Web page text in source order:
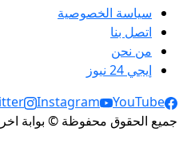
سياسة الخصوصية
اتصل بنا
من نحن
إيجي 24 نيوز
Social Links
Instagram
YouTube
جميع الحقوق محفوظة © بوابة اخر نيوز